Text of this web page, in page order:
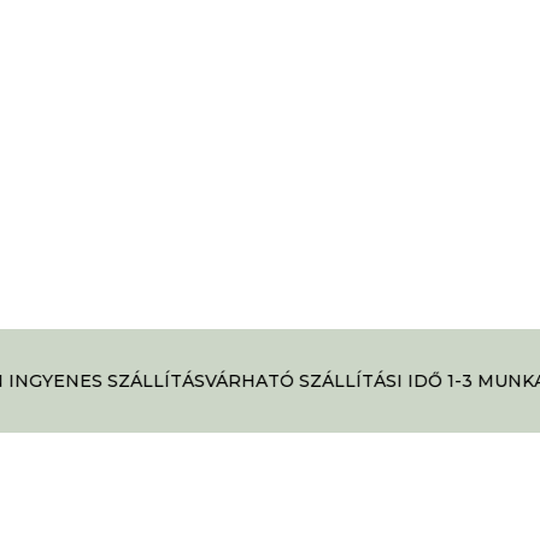
SZÁLLÍTÁSVÁRHATÓ SZÁLLÍTÁSI IDŐ 1-3